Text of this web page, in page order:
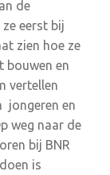
de
eerst bij
zien hoe ze
bouwen en
vertellen
jongeren en
weg naar de
bij BNR
is